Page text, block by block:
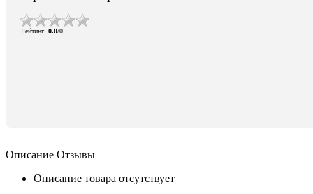
Рейтинг: 0.0/0
Описание Отзывы
Описание товара отсутствует